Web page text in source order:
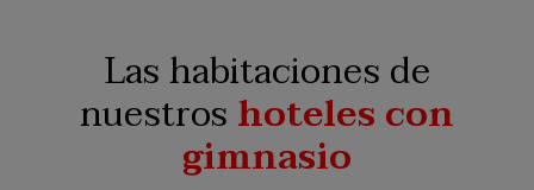
Las habitaciones de
nuestroshoteles con
gimnasio